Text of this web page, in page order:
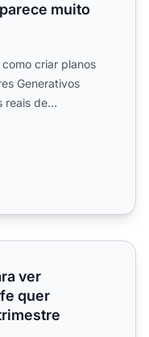
muito
criar planos
Generativos
reais de
em GEO?
ver
quer